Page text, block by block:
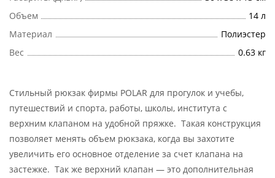
Объем
14 л
Материал
Полиэстер
Вес
0.63 кг
Стильный рюкзак фирмы POLAR для прогулок и учебы,
путешествий и спорта, работы, школы, института с
верхним клапаном на удобной пряжке. Такая конструкция
позволяет менять объем рюкзака, когда вы захотите
увеличить его основное отделение за счет клапана на
застежке. Так же верхний клапан — это дополнительная